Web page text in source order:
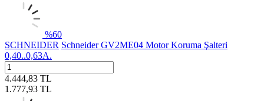
%60
SCHNEIDER Schneider GV2ME04 Motor Koruma Şalteri
0,40..0,63A.
4.444,83 TL
1.777,93 TL